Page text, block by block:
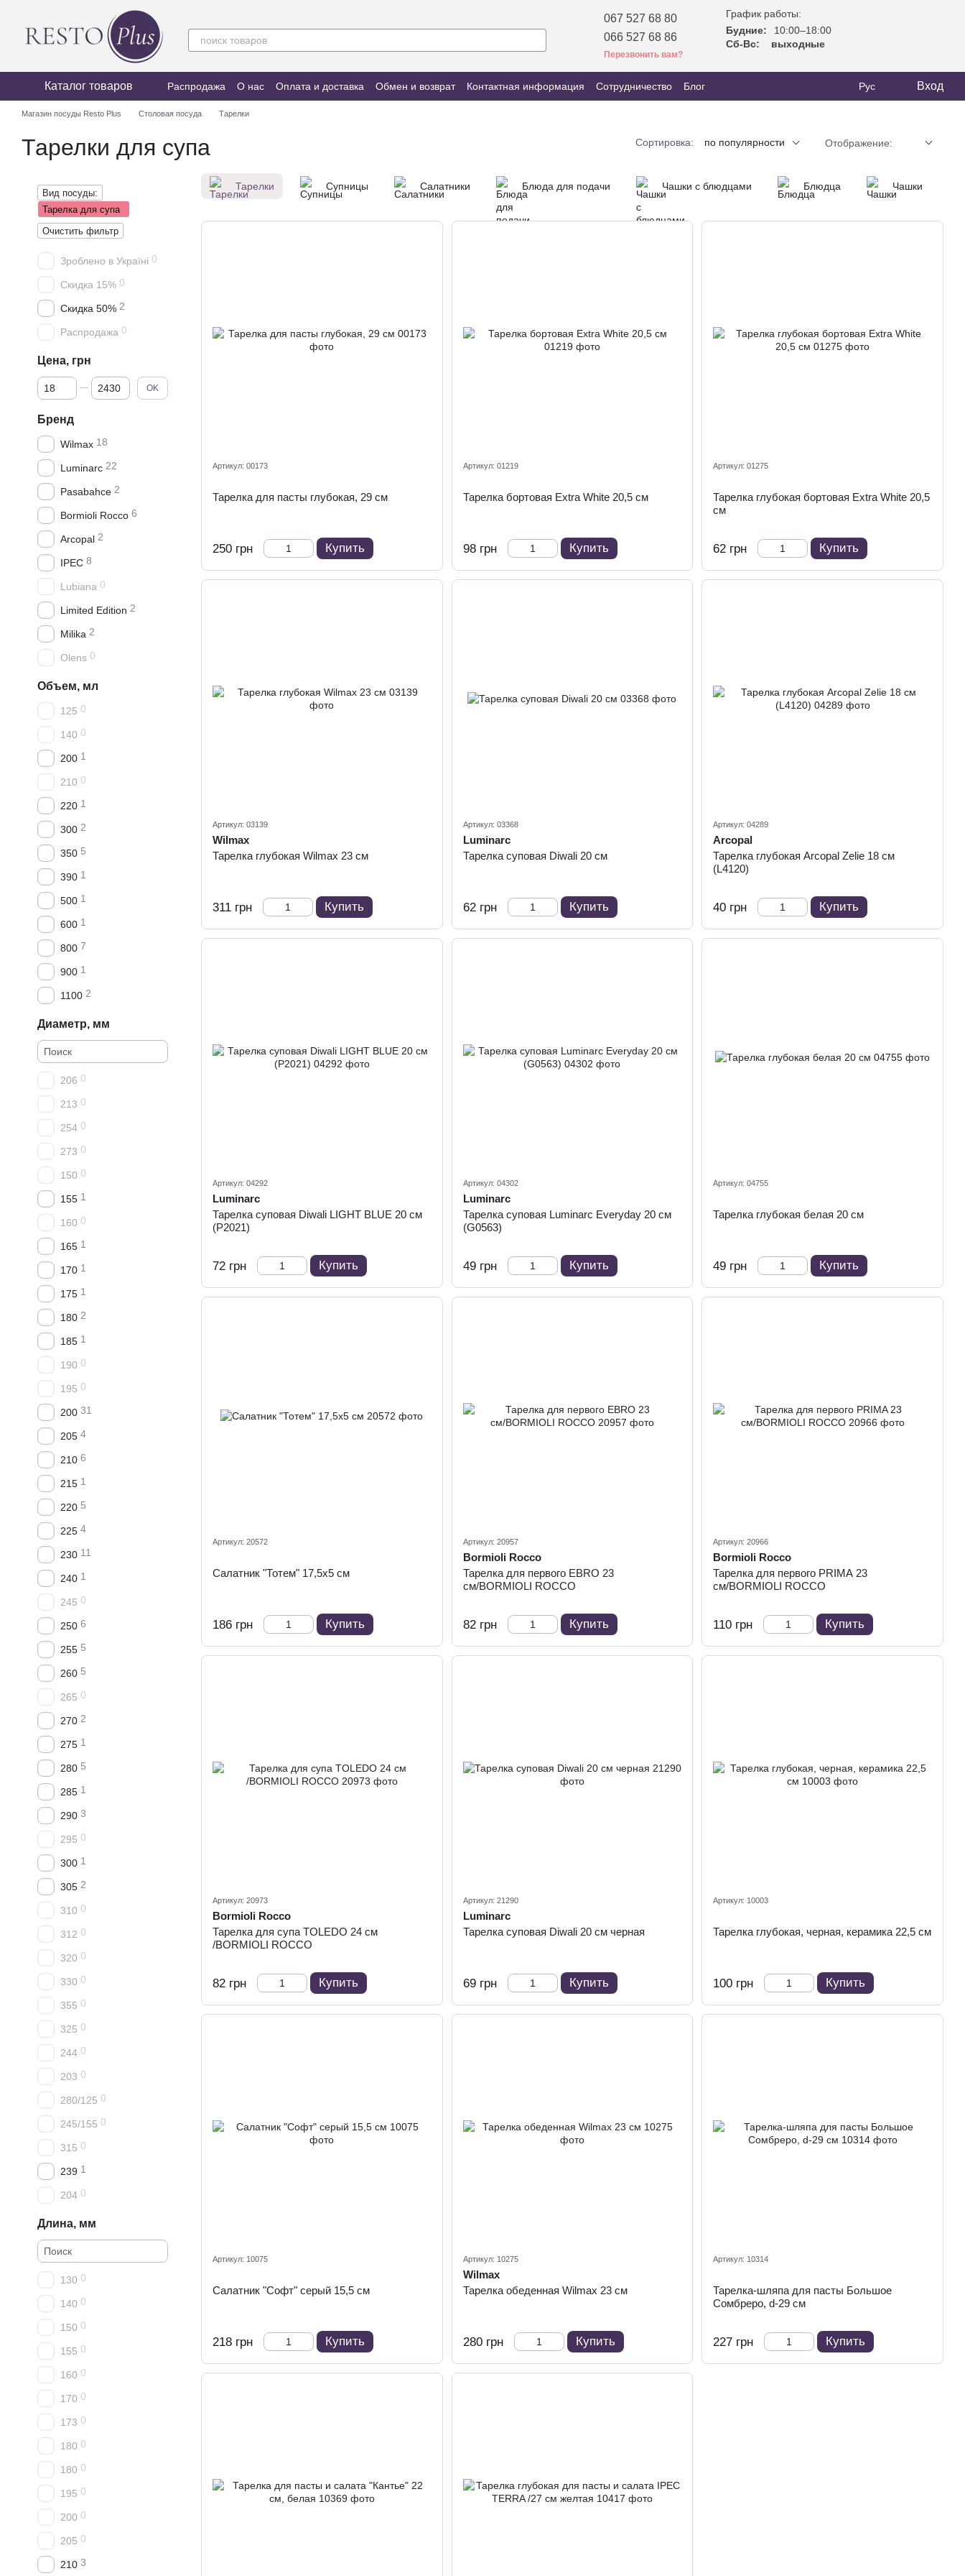
Перейти к основному контенту
067 527 68 80
066 527 68 86
Перезвонить вам?
График работы:
Будние:
10:00–18:00
Сб-Вс:
выходные
Каталог товаров Распродажа О нас Оплата и доставка Обмен и возврат Контактная информация Сотрудничество Блог Рус Вход
Магазин посуды Resto Plus Столовая посуда Тарелки
Тарелки для супа Сортировка: по популярности Отображение:
Тарелки Супницы Салатники Блюда для подачи Чашки с блюдцами Блюдца Чашки
Артикул: 00173
Тарелка для пасты глубокая, 29 см
250 грн Купить
Артикул: 01219
Тарелка бортовая Extra White 20,5 cм
98 грн Купить
Артикул: 01275
Тарелка глубокая бортовая Extra White 20,5
cм
62 грн Купить
Артикул: 03139
Wilmax
Тарелка глубокая Wilmax 23 см
311 грн Купить
Артикул: 03368
Luminarc
Тарелка суповая Diwali 20 см
62 грн Купить
Артикул: 04289
Arcopal
Тарелка глубокая Arcopal Zelie 18 см
(L4120)
40 грн Купить
Артикул: 04292
Luminarc
Тарелка суповая Diwali LIGHT BLUE 20 см
(P2021)
72 грн Купить
Артикул: 04302
Luminarc
Тарелка суповая Luminarc Everyday 20 см
(G0563)
49 грн Купить
Артикул: 04755
Тарелка глубокая белая 20 см
49 грн Купить
Артикул: 20572
Салатник "Тотем" 17,5х5 см
186 грн Купить
Артикул: 20957
Bormioli Rocco
Тарелка для первого EBRO 23
см/BORMIOLI ROCCO
82 грн Купить
Артикул: 20966
Bormioli Rocco
Тарелка для первого PRIMA 23
см/BORMIOLI ROCCO
110 грн Купить
Артикул: 20973
Bormioli Rocco
Тарелка для супа TOLEDO 24 см
/BORMIOLI ROCCO
82 грн Купить
Артикул: 21290
Luminarc
Тарелка суповая Diwali 20 см черная
69 грн Купить
Артикул: 10003
Тарелка глубокая, черная, керамика 22,5 см
100 грн Купить
Артикул: 10075
Салатник "Софт" серый 15,5 см
218 грн Купить
Артикул: 10275
Wilmax
Тарелка обеденная Wilmax 23 см
280 грн Купить
Артикул: 10314
Тарелка-шляпа для пасты Большое
Сомбреро, d-29 см
227 грн Купить
Вид посуды:
Тарелка для супа
Очистить фильтр
Зроблено в Україні 0
Скидка 15% 0
Скидка 50% 2
Распродажа 0
Цена, грн
От Цена, грн
До Цена, грн OK
Бренд
Wilmax 18
Luminarc 22
Pasabahce 2
Bormioli Rocco 6
Arcopal 2
IPEC 8
Lubiana 0
Limited Edition 2
Milika 2
Olens 0
Объем, мл
125 0
140 0
200 1
210 0
220 1
300 2
350 5
390 1
500 1
600 1
800 7
900 1
1100 2
Диаметр, мм
206 0
213 0
254 0
273 0
150 0
155 1
160 0
165 1
170 1
175 1
180 2
185 1
190 0
195 0
200 31
205 4
210 6
215 1
220 5
225 4
230 11
240 1
245 0
250 6
255 5
260 5
265 0
270 2
275 1
280 5
285 1
290 3
295 0
300 1
305 2
310 0
312 0
320 0
330 0
355 0
325 0
244 0
203 0
280/125 0
245/155 0
315 0
239 1
204 0
Длина, мм
130 0
140 0
150 0
155 0
160 0
170 0
173 0
180 0
180 0
195 0
200 0
205 0
210 3